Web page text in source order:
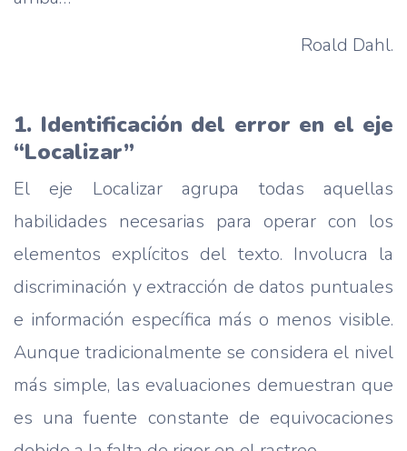
Roald Dahl.
1. Identificación del error en el eje
“Localizar”
El eje Localizar agrupa todas aquellas
habilidades necesarias para operar con los
elementos explícitos del texto. Involucra la
discriminación y extracción de datos puntuales
e información específica más o menos visible.
Aunque tradicionalmente se considera el nivel
más simple, las evaluaciones demuestran que
es una fuente constante de equivocaciones